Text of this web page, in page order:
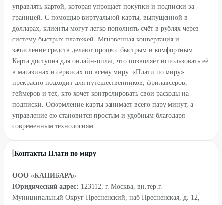
управлять картой, которая упрощает покупки и подписки за
границей. С помощью виртуальной карты, выпущенной в
долларах, клиенты могут легко пополнять счёт в рублях через
систему быстрых платежей. Мгновенная конвертация и
зачисление средств делают процесс быстрым и комфортным.
Карта доступна для онлайн-оплат, что позволяет использовать её
в магазинах и сервисах по всему миру. «Плати по миру»
прекрасно подходит для путешественников, фрилансеров,
геймеров и тех, кто хочет контролировать свои расходы на
подписки. Оформление карты занимает всего пару минут, а
управление ею становится простым и удобным благодаря
современным технологиям.
Контакты Плати по миру
ООО «КАПИБАРА»
Юридический адрес: 123112, г. Москва, вн.тер.г.
Муниципальный Округ Пресненский, наб Пресненская, д. 12,